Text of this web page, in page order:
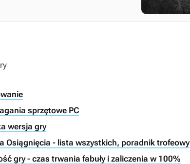
sprzętowe PC
wersja gry
Osiągnięcia - lista wszystkich, poradnik trofeowy
gry - czas trwania fabuły i zaliczenia w 100%